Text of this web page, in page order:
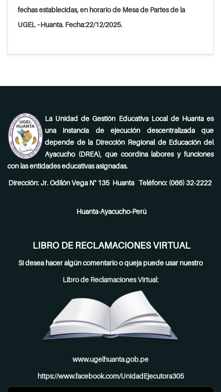
fechas establecidas, en horario de Mesa de Partes de la
UGEL –Huanta. Fecha:22/12/2025.
La Unidad de Gestión Educativa Local de Huanta es
una instancia de ejecución descentralizada que
depende de la Dirección Regional de Educación del
Ayacucho (DREA), que coordina labores y funciones
con las entidades educativas asignadas.
Dirección: Jr. Odilón Vega N° 135 Huanta Teléfono: (066) 32-2222
Huanta-Ayacucho-Perú
LIBRO DE RECLAMACIONES VIRTUAL
Si desea hacer algún comentario o queja puede usar nuestro
Libro de Reclamaciones Virtual:
www.ugelhuanta.gob.pe
https://www.facebook.com/UnidadEjecutora305